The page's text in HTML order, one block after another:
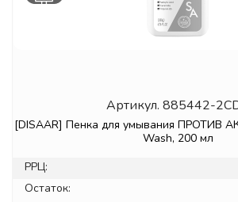
Артикул. 885442-
[DISAAR] Пенка для умывания ПРОТИВ
Wash, 200 мл
РРЦ:
Остаток: